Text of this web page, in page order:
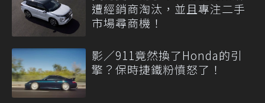
遭經銷商淘汰，並且專注二手
市場尋商機！
影／911竟然換了Honda的引
擎？保時捷鐵粉憤怒了！